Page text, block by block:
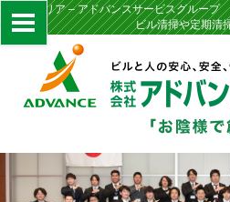
広島県エリア – アドバンスサービスグループ
ビル清掃や定期清